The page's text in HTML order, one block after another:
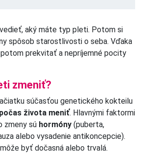
aký máte typ pleti. Potom si
spôsob starostlivosti o seba. Vďaka
prekvitať a nepríjemné pocity
zmeniť?
súčasťou genetického kokteilu
počas života meniť. Hlavnými faktormi
zmeny sú hormóny (puberta,
alebo vysadenie antikoncepcie).
byť dočasná alebo trvalá.